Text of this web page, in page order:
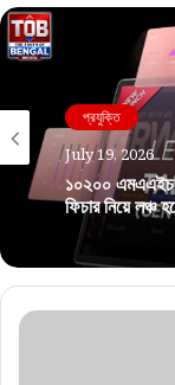
প্রযুক্তি
July 19, 2026
১০২০০ এমএএইচ
ফিচার নিয়ে লঞ্চ